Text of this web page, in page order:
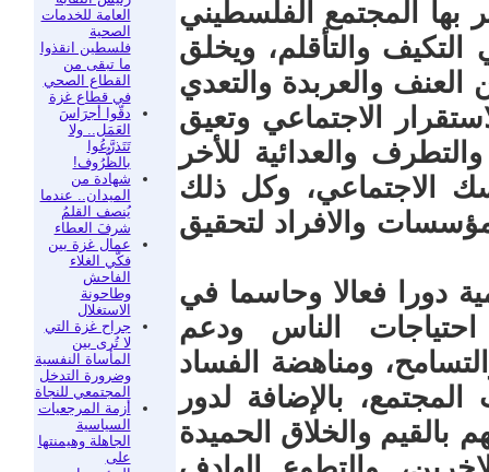
العامة للخدمات
الصحية
فلسطين انقذوا
ما تبقى من
القطاع الصحي
في قطاع غزة
دقّوا أجرَاسَ
العَمَل.. ولا
تَتَذرَّعُوا
بالظُّرُوف!
شهادة من
الميدان.. عندما
يُنصف القلمُ
شرفَ العطاء
عمال غزة بين
فكّي الغلاء
الفاحش
وطاحونة
الاستغلال
جراح غزة التي
لا تُرى بين
المأساة النفسية
وضرورة التدخل
المجتمعي للنجاة
أزمة المرجعيات
السياسية
الجاهلة وهيمنتها
على
بها المجتمع الفلسطيني
والتأقلم، ويخلق
والعربدة والتعدي
الاجتماعي وتعيق
والعدائية للأخر
الاجتماعي، وكل ذلك
والافراد لتحقيق
دورا فعالا وحاسما في
احتياجات الناس ودعم
ومناهضة الفساد
بالإضافة لدور
بالقيم والخلاق الحميدة